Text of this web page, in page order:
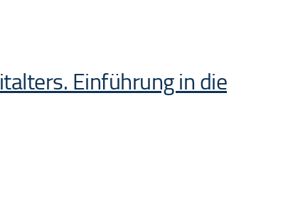
Einführung in die